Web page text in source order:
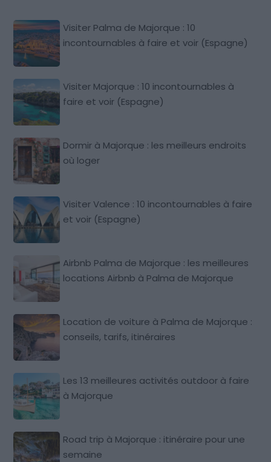
Visiter Palma de Majorque : 10
incontournables à faire et voir (Espagne)
Visiter Majorque : 10 incontournables à
faire et voir (Espagne)
Dormir à Majorque : les meilleurs endroits
où loger
Visiter Valence : 10 incontournables à faire
et voir (Espagne)
Airbnb Palma de Majorque : les meilleures
locations Airbnb à Palma de Majorque
Location de voiture à Palma de Majorque :
conseils, tarifs, itinéraires
Les 13 meilleures activités outdoor à faire
à Majorque
Road trip à Majorque : itinéraire pour une
semaine